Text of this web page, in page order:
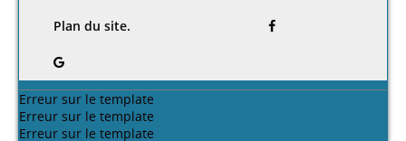
Plan du site.
Erreur sur le template
Erreur sur le template
Erreur sur le template